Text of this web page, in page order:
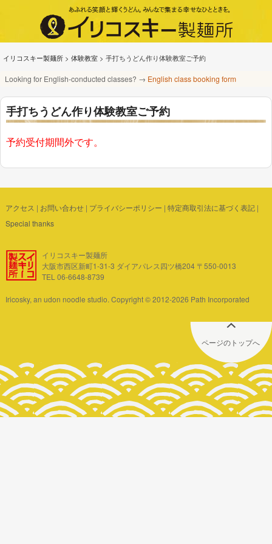
イリコスキー製麺所 > 体験教室 > 手打ちうどん作り体験教室ご予約
Looking for English-conducted classes? → English class booking form
手打ちうどん作り体験教室ご予約
予約受付期間外です。
アクセス | お問い合わせ| プライバシーポリシー | 特定商取引法に基づく表記|
Special thanks
イリコスキー製麺所
大阪市西区新町1-31-3 ダイアパレス四ツ橋204 〒550-0013
TEL 06-6648-8739
Iricosky, an udon noodle studio. Copyright © 2012-2026 Path Incorporated
ページのトップへ